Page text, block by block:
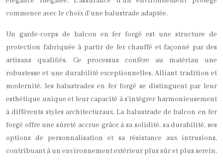
commence avec le choix d’une balustrade adaptée.
Un garde-corps de balcon en fer forgé est une structure de
protection fabriquée à partir de fer chauffé et façonné par des
artisans qualifiés. Ce processus confère au matériau une
robustesse et une durabilité exceptionnelles. Alliant tradition et
modernité, les balustrades en fer forgé se distinguent par leur
esthétique unique et leur capacité à s’intégrer harmonieusement
à différents styles architecturaux. La balustrade de balcon en fer
forgé offre une sûreté accrue grâce à sa solidité, sa durabilité, ses
options de personnalisation et sa résistance aux intrusions,
contribuant à un environnement extérieur plus sûr et plus serein.